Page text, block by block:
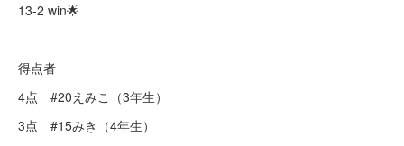
13-2 win🌟
得点者
4点 #20えみこ（3年生）
3点 #15みき（4年生）